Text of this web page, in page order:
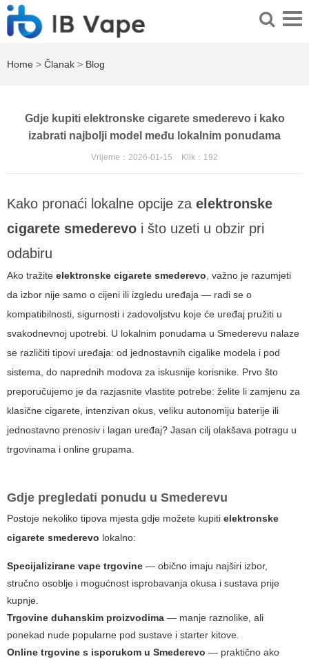
Home > Članak > Blog
Gdje kupiti elektronske cigarete smederevo i kako
izabrati najbolji model među lokalnim ponudama
Vrijeme：2026-01-15 Klik： 192
Kako pronaći lokalne opcije za elektronske
cigarete smederevo i što uzeti u obzir pri
odabiru
Ako tražite elektronske cigarete smederevo, važno je razumjeti
da izbor nije samo o cijeni ili izgledu uređaja — radi se o
kompatibilnosti, sigurnosti i zadovoljstvu koje će uređaj pružiti u
svakodnevnoj upotrebi. U lokalnim ponudama u Smederevu nalaze
se različiti tipovi uređaja: od jednostavnih cigalike modela i pod
sistema, do naprednih modova za iskusnije korisnike. Prvo što
preporučujemo je da razjasnite vlastite potrebe: želite li zamjenu za
klasične cigarete, intenzivan okus, veliku autonomiju baterije ili
jednostavno prenosiv i lagan uređaj? Jasan cilj olakšava potragu u
trgovinama i online grupama.
Gdje pregledati ponudu u Smederevu
Postoje nekoliko tipova mjesta gdje možete kupiti elektronske
cigarete smederevo lokalno:
Specijalizirane vape trgovine — obično imaju najširi izbor,
stručno osoblje i mogućnost isprobavanja okusa i sustava prije
kupnje.
Trgovine duhanskim proizvodima — manje raznolike, ali
ponekad nude popularne pod sustave i starter kitove.
Online trgovine s isporukom u Smederevo — praktično ako